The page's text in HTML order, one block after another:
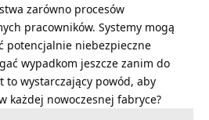
zarówno procesów
pracowników. Systemy mogą
potencjalnie niebezpieczne
wypadkom jeszcze zanim do
to wystarczający powód, aby
każdej nowoczesnej fabryce?